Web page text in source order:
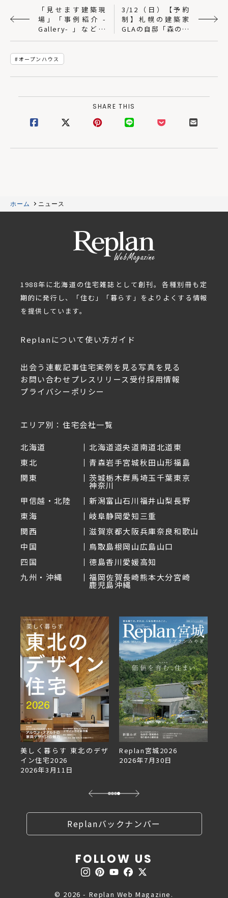
「見せます建築現
場」「事例紹介 -
Gallery- 」など更
新！｜SUDOホーム
3/12（日）【予約
制】札幌の建築家
GLAの自邸「森の素
形」オープンハウス
オープンハウス
SHARE THIS
ホーム ニュース
1988年に北海道の住宅雑誌として創刊。各種別冊も定
期的に発行し、「住む」「暮らす」をよりよくする情報
を提供しています。
Replanについて使い方ガイド
出会う 連載記事住宅実例を見る写真を見る
お問い合わせ プレスリリース受付採用情報
プライバシーポリシー
エリア別：住宅会社一覧
北海道 北海道道央道南道北道東
東北
青森岩手宮城秋田山形福島
関東
茨城栃木群馬埼玉千葉東京
神奈川
甲信越・北陸
新潟富山石川福井山梨長野
東海
岐阜静岡愛知三重
関西
滋賀京都大阪兵庫奈良和歌山
中国
鳥取島根岡山広島山口
四国
徳島香川愛媛高知
九州・沖縄
福岡佐賀長崎熊本大分宮崎
鹿児島沖縄
美しく暮らす 東北のデザ
イン住宅2026
2026年3月11日
Replan宮城2026
2026年7月30日
Replanバックナンバー
FOLLOW US
© 2026 - Replan Web Magazine.